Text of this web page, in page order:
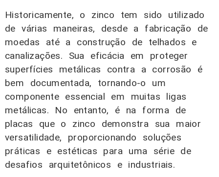
Historicamente, o zinco tem sido utilizado
de várias maneiras, desde a fabricação de
moedas até a construção de telhados e
canalizações. Sua eficácia em proteger
superfícies metálicas contra a corrosão é
bem documentada, tornando-o um
componente essencial em muitas ligas
metálicas. No entanto, é na forma de
placas que o zinco demonstra sua maior
versatilidade, proporcionando soluções
práticas e estéticas para uma série de
desafios arquitetônicos e industriais.